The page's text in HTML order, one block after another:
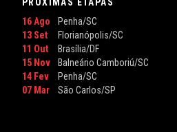
16 Ago
Penha/SC
13 Set
Florianópolis/SC
11 Out
Brasília/DF
15 Nov
Balneário Camboriú/SC
14 Fev
Penha/SC
07 Mar
São Carlos/SP